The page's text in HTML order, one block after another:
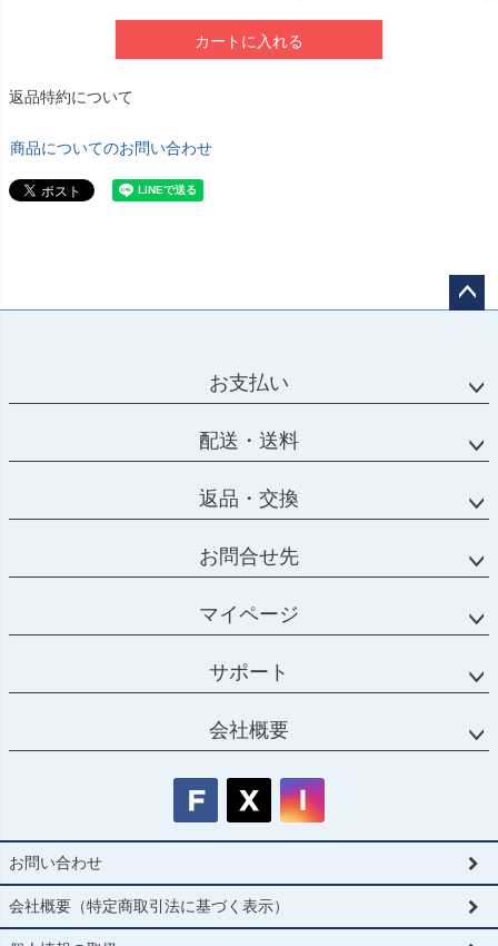
カートに入れる
返品特約について
商品についてのお問い合わせ
お支払い
配送・送料
返品・交換
お問合せ先
マイページ
サポート
会社概要
お問い合わせ
会社概要（特定商取引法に基づく表示）